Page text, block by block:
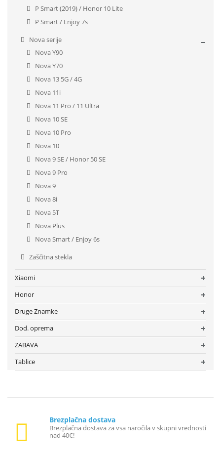
P Smart (2019) / Honor 10 Lite
P Smart / Enjoy 7s
Nova serije
Nova Y90
Nova Y70
Nova 13 5G / 4G
Nova 11i
Nova 11 Pro / 11 Ultra
Nova 10 SE
Nova 10 Pro
Nova 10
Nova 9 SE / Honor 50 SE
Nova 9 Pro
Nova 9
Nova 8i
Nova 5T
Nova Plus
Nova Smart / Enjoy 6s
Zaščitna stekla
Xiaomi
Honor
Druge Znamke
Dod. oprema
ZABAVA
Tablice
Brezplačna dostava
Brezplačna dostava za vsa naročila v skupni vrednosti
nad 40€!